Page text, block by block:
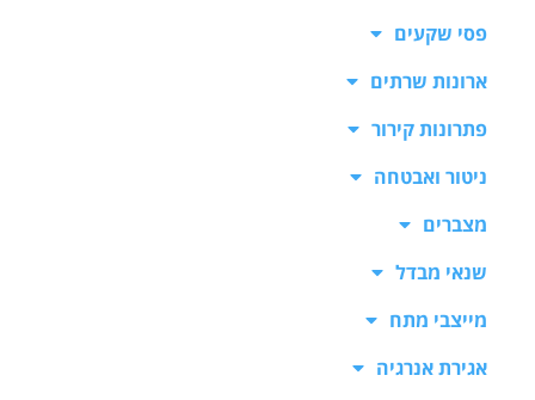
פסי שקעים
ארונות שרתים
פתרונות קירור
ניטור ואבטחה
מצברים
שנאי מבדל
מייצבי מתח
אגירת אנרגיה